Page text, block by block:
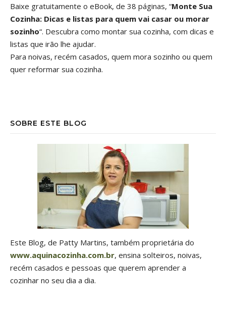
Baixe gratuitamente o eBook, de 38 páginas, “Monte Sua
Cozinha: Dicas e listas para quem vai casar ou morar
sozinho“. Descubra como montar sua cozinha, com dicas e
listas que irão lhe ajudar.
Para noivas, recém casados, quem mora sozinho ou quem
quer reformar sua cozinha.
SOBRE ESTE BLOG
Este Blog, de Patty Martins, também proprietária do
www.aquinacozinha.com.br, ensina solteiros, noivas,
recém casados e pessoas que querem aprender a
cozinhar no seu dia a dia.